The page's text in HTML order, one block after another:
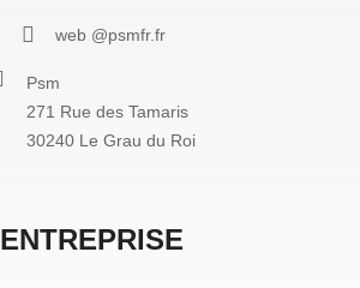
web @psmfr.fr
Psm
271 Rue des Tamaris
30240 Le Grau du Roi
ENTREPRISE